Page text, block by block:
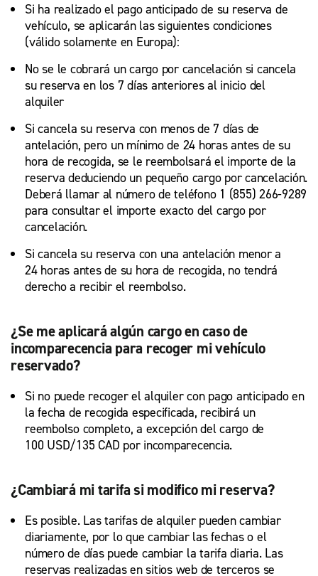
Si ha realizado el pago anticipado de su reserva de
vehículo, se aplicarán las siguientes condiciones
(válido solamente en Europa):
No se le cobrará un cargo por cancelación si cancela
su reserva en los 7 días anteriores al inicio del
alquiler
Si cancela su reserva con menos de 7 días de
antelación, pero un mínimo de 24 horas antes de su
hora de recogida, se le reembolsará el importe de la
reserva deduciendo un pequeño cargo por cancelación.
Deberá llamar al número de teléfono 1 (855) 266-9289
para consultar el importe exacto del cargo por
cancelación.
Si cancela su reserva con una antelación menor a
24 horas antes de su hora de recogida, no tendrá
derecho a recibir el reembolso.
¿Se me aplicará algún cargo en caso de
incomparecencia para recoger mi vehículo
reservado?
Si no puede recoger el alquiler con pago anticipado en
la fecha de recogida especificada, recibirá un
reembolso completo, a excepción del cargo de
100 USD/135 CAD por incomparecencia.
¿Cambiará mi tarifa si modifico mi reserva?
Es posible. Las tarifas de alquiler pueden cambiar
diariamente, por lo que cambiar las fechas o el
número de días puede cambiar la tarifa diaria. Las
reservas realizadas en sitios web de terceros se